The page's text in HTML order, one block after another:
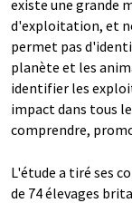
existe une grande
d'exploitation, et
permet pas
planète et les
identifier les
impact dans tous
comprendre,
L'étude a tiré ses
de 74 élevages